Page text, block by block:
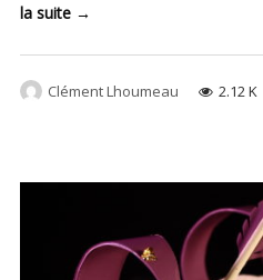
la suite →
Clément Lhoumeau 2.12 K